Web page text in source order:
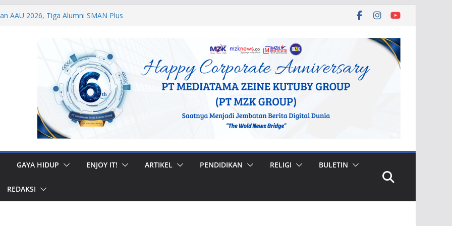
AAU 2026, Tiga Alumni SMAN Plus
Akpol Dampingi Siswa Sekolah
Bhakti 2026
Prajurit, Kodaeral V Hadiri Syukuran
Surabaya
Personel Lanud Sulaiman
World Boomerang Championship
GAYA HIDUP ENJOY IT! ARTIKEL PENDIDIKAN RELIGI BULETIN
REDAKSI